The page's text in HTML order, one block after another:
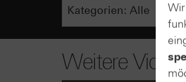
Weitere